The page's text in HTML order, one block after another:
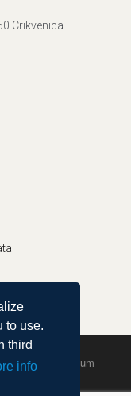
to use.
third
info
Crikvenica
by Agendum